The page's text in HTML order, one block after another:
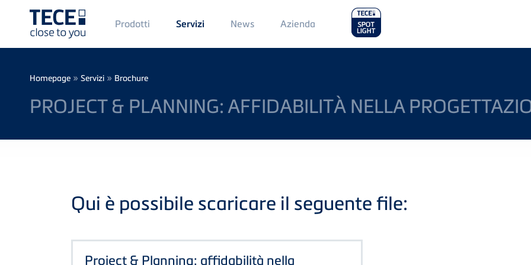
Main
Menü
1
Prodotti Servizi News Main
Menu
2
Azienda
Breadcrumb
Homepage » Servizi » Brochure
PROJECT & PLANNING: AFFIDABILITÀ NELLA
Qui è possibile scaricare il seguente file:
Project & Planning: affidabilità nella